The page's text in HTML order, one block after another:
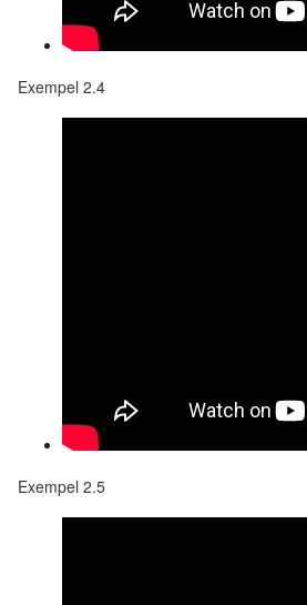
Exempel 2.4
Exempel 2.5